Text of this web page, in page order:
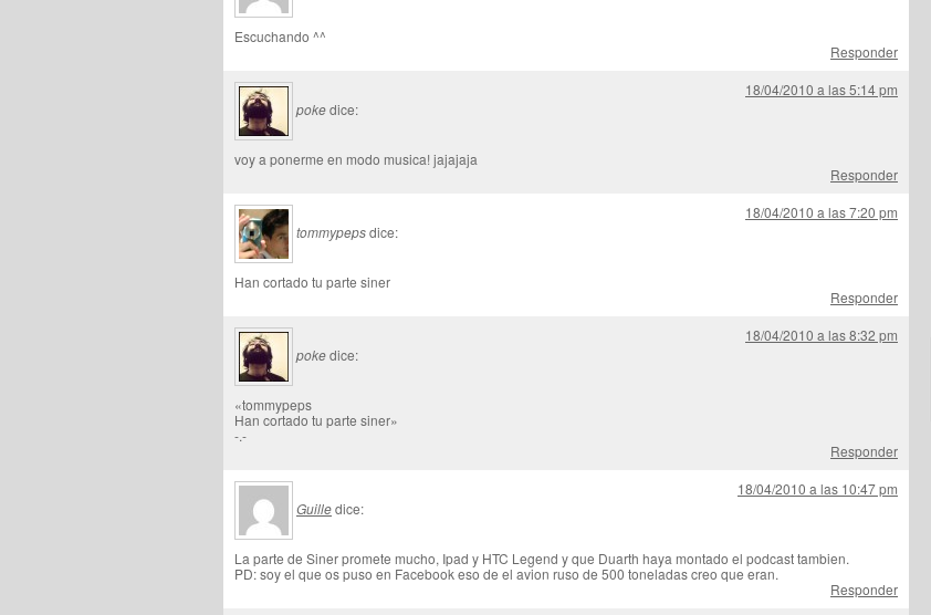
Escuchando ^^
Responder
pokedice:
18/04/2010 a las 5:14 pm
voy a ponerme en modo musica! jajajaja
Responder
tommypepsdice:
18/04/2010 a las 7:20 pm
Han cortado tu parte siner
Responder
pokedice:
18/04/2010 a las 8:32 pm
«tommypeps
Han cortado tu parte siner»
-.-
Responder
Guilledice:
18/04/2010 a las 10:47 pm
La parte de Siner promete mucho, Ipad y HTC Legend y que Duarth haya montado el podcast tambien.
PD: soy el que os puso en Facebook eso de el avion ruso de 500 toneladas creo que eran.
Responder